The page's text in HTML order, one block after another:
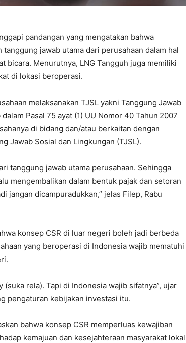
pandangan yang mengatakan bahwa
jawab utama dari perusahaan dalam hal
bicara. Menurutnya, LNG Tangguh juga memiliki
di lokasi beroperasi.
melaksanakan TJSL yakni Tanggung Jawab
Pasal 75 ayat (1) UU Nomor 40 Tahun 2007
di bidang dan/atau berkaitan dengan
Jawab Sosial dan Lingkungan (TJSL).
tanggung jawab utama perusahaan. Sehingga
mengembalikan dalam bentuk pajak dan setoran
jangan dicampuradukkan,” jelas Filep, Rabu
konsep CSR di luar negeri boleh jadi berbeda
yang beroperasi di Indonesia wajib mematuhi
rela). Tapi di Indonesia wajib sifatnya”, ujar
pengaturan kebijakan investasi itu.
bahwa konsep CSR memperluas kewajiban
kemajuan dan kesejahteraan masyarakat lokal